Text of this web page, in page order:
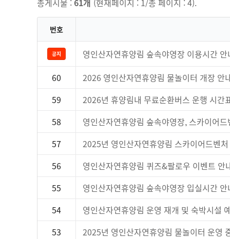
총게시물 : 61개 (현재페이지 : 1/총 페이지 : 4).
번호
공지
영인산자연휴양림 숲속야영장 이용시간 안
60
2026 영인산자연휴양림 물놀이터 개장 안
59
2026년 휴양림내 무료순환버스 운행 시간
58
영인산자연휴양림 숲속야영장, 스카이어
57
2025년 영인산자연휴양림 스카이어드벤
56
영인산자연휴양림 퀴즈&팔로우 이벤트 안
55
영인산자연휴양림 숲속야영장 입실시간 안
54
영인산자연휴양림 운영 재개 및 숙박시설
53
2025년 영인산자연휴양림 물놀이터 운영